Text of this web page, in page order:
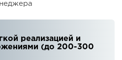
реализацией и
(до 200-300